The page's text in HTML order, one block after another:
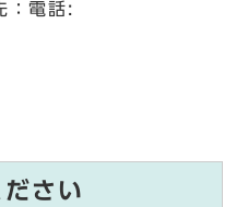
電話:
さい